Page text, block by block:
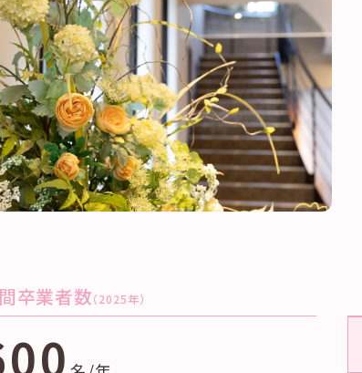
卒業者数（2025年）